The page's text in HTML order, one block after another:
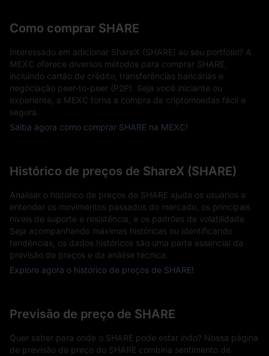
Como comprar SHARE
Interessado em adicionar ShareX (SHARE) ao seu portfólio? A
MEXC oferece diversos métodos para comprar SHARE,
incluindo cartão de crédito, transferências bancárias e
negociação peer-to-peer (P2P). Seja você iniciante ou
experiente, a MEXC torna a compra de criptomoedas fácil e
segura.
Saiba agora como comprar SHARE na MEXC!
Histórico de preços de ShareX (SHARE)
Analisar o histórico de preços de SHARE ajuda os usuários a
entender os movimentos passados do mercado, os principais
níveis de suporte e resistência, e os padrões de volatilidade.
Seja acompanhando máximas históricas ou identificando
tendências, os dados históricos são uma parte essencial da
previsão de preços e da análise técnica.
Explore agora o histórico de preços de SHARE!
Previsão de preço de SHARE
Quer saber para onde o SHARE pode estar indo? Nossa página
de previsão de preço do SHARE combina sentimento de